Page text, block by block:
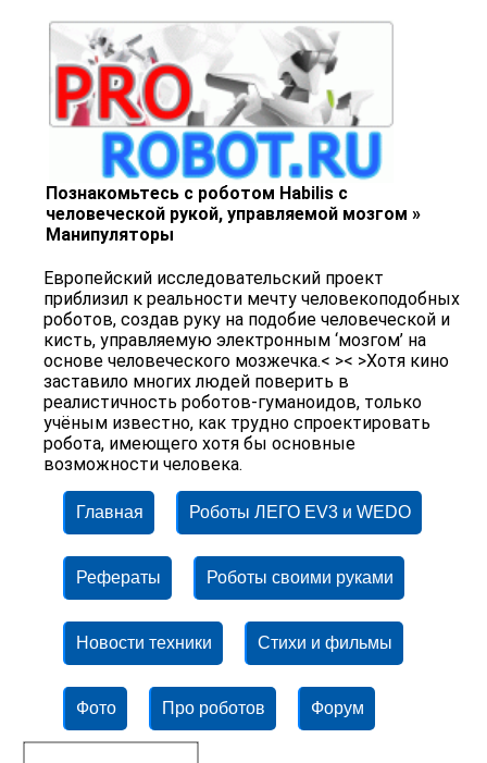
Познакомьтесь с роботом Habilis с
человеческой рукой, управляемой мозгом »
Манипуляторы
Европейский исследовательский проект
приблизил к реальности мечту человекоподобных
роботов, создав руку на подобие человеческой и
кисть, управляемую электронным ‘мозгом’ на
основе человеческого мозжечка.< >< >Хотя кино
заставило многих людей поверить в
реалистичность роботов-гуманоидов, только
учёным известно, как трудно спроектировать
робота, имеющего хотя бы основные
возможности человека.
Главная Роботы ЛЕГО EV3 и WEDO
Рефераты Роботы своими руками
Новости техники Стихи и фильмы
Фото Про роботов Форум